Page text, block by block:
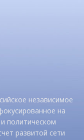
независимое
на
политическом
развитой сети